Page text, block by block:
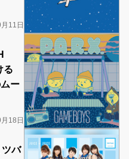
11日
る
ー
18日
バ